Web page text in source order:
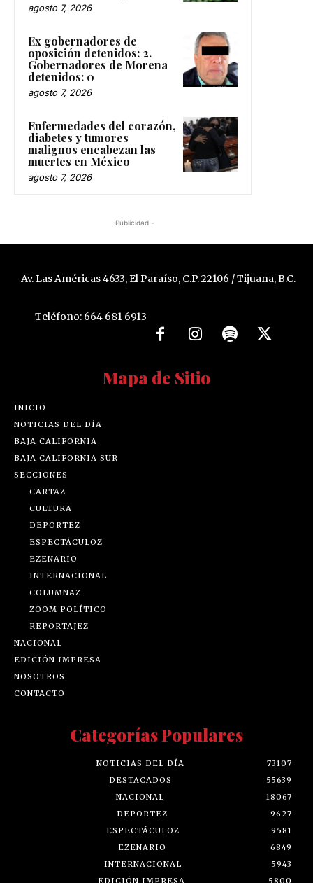
agosto 7, 2026
Ex gobernadores de
oposición detenidos: 2.
Gobernadores de Morena
detenidos: 0
agosto 7, 2026
Enfermedades del corazón,
diabetes y tumores
malignos encabezan las
muertes en México
agosto 7, 2026
-Publicidad -
Av. Las Américas 4633, El Paraíso, C.P. 22106 / Tijuana, B.C.
Teléfono: 664 681 6913
Mapa de Sitio
INICIO
NOTICIAS DEL DÍA
BAJA CALIFORNIA
BAJA CALIFORNIA SUR
SECCIONES
CARTAZ
CULTURA
DEPORTEZ
ESPECTÁCULOZ
EZENARIO
INTERNACIONAL
COLUMNAZ
ZOOM POLÍTICO
REPORTAJEZ
NACIONAL
EDICIÓN IMPRESA
NOSOTROS
CONTACTO
Categorías Populares
NOTICIAS DEL DÍA
73107
DESTACADOS
55639
NACIONAL
18067
DEPORTEZ
9627
ESPECTÁCULOZ
9581
EZENARIO
6849
INTERNACIONAL
5943
EDICIÓN IMPRESA
5800